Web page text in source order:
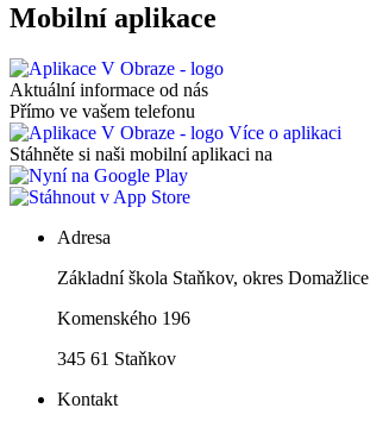
Mobilní aplikace
Aktuální informace od nás
Přímo ve vašem telefonu
Více o aplikaci
Stáhněte si naši mobilní aplikaci na
Adresa
Základní škola Staňkov, okres Domažlice
Komenského 196
345 61 Staňkov
Kontakt